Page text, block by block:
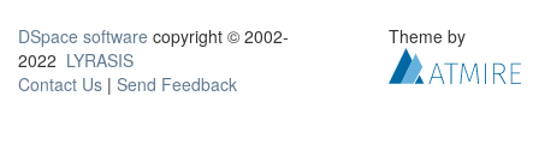
DSpace software copyright © 2002-
2022 LYRASIS
Contact Us | Send Feedback
Theme by